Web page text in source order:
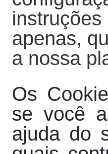
apenas,
a nossa
Os
se você
ajuda do